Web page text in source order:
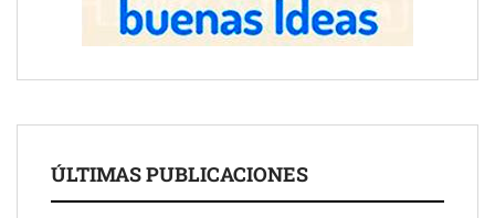
ÚLTIMAS PUBLICACIONES